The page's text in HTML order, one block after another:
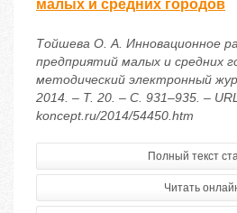
малых и средних городов
Тойшева О. А. Инновационное
предприятий малых и средних
методический электронный
2014. – Т. 20. – С. 931–935. –
koncept.ru/2014/54450.htm
Полный текст
Читать